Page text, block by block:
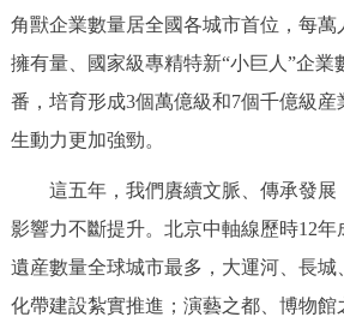
角獸企業數量居全國各城市首位，每萬
擁有量、國家級專精特新“小巨人”企業
番，培育形成3個萬億級和7個千億級産
生動力更加強勁。
這五年，我們賡續文脈、傳承發展
影響力不斷提升。北京中軸線歷時12
遺産數量全球城市最多，大運河、長城
化帶建設紮實推進；演藝之都、博物館